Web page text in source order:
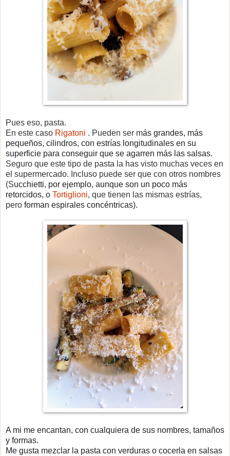
Pues eso, pasta.
En este caso Rigatoni . Pueden ser más grandes, más
pequeños, cilindros, con estrías longitudinales en su
superficie para conseguir que se agarren más las salsas.
Seguro que este tipo de pasta la has visto muchas veces en
el supermercado. Incluso puede ser que con otros nombres
(Succhietti, por ejemplo, aunque son un poco más
retorcidos, o Tortiglioni, que tienen las mismas estrías,
pero forman espirales concéntricas).
A mi me encantan, con cualquiera de sus nombres, tamaños
y formas.
Me gusta mezclar la pasta con verduras o cocerla en salsas